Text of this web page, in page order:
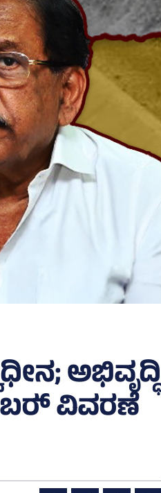
ಅಭಿವೃದ್ಧಿ
ವಿವರಣೆ